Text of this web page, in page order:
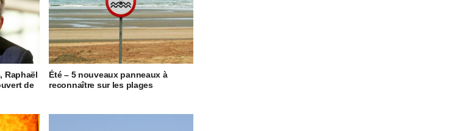
Raphaël
de
Été – 5 nouveaux panneaux à
reconnaître sur les plages